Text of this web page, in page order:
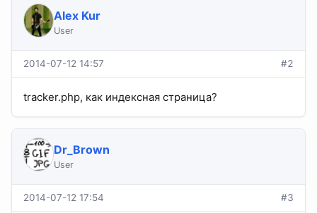
Alex Kur
User
2014-07-12 14:57 #2
tracker.php, как индексная страница?
Dr_Brown
User
2014-07-12 17:54 #3